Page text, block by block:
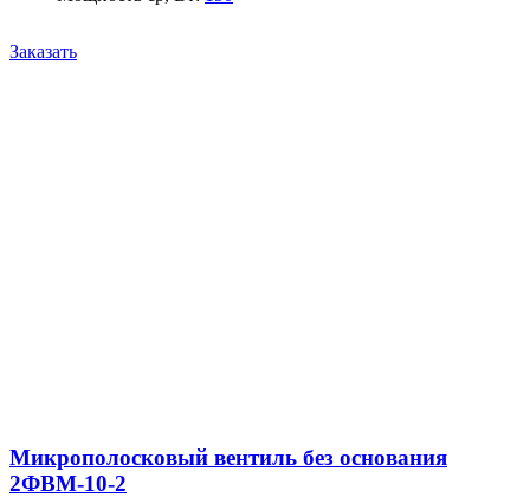
Заказать
Микрополосковый вентиль без основания
2ФВМ-10-2